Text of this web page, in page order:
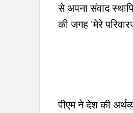
से अपना संवाद
की जगह 'मेरे
पीएम ने देश की